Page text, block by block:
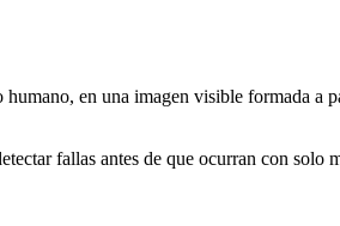
en una imagen visible formada a
fallas antes de que ocurran con solo